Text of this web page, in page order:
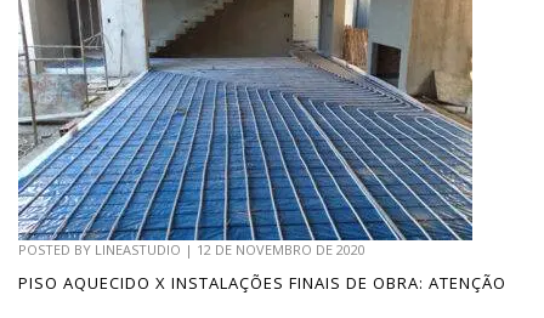
POSTED BY LINEASTUDIO | 12 DE NOVEMBRO DE 2020
PISO AQUECIDO X INSTALAÇÕES FINAIS DE OBRA: ATENÇÃO